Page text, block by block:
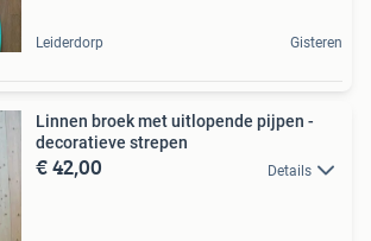
Leiderdorp Gisteren
Linnen broek met uitlopende pijpen -
decoratieve strepen
€ 42,00 Details